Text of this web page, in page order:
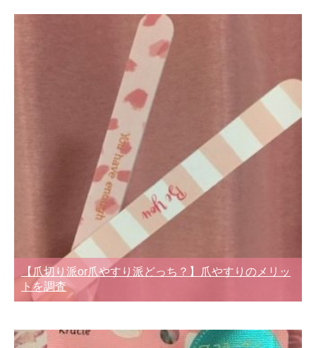
【爪切り派or爪やすり派どっち？】爪やすりのメリッ
トを調査